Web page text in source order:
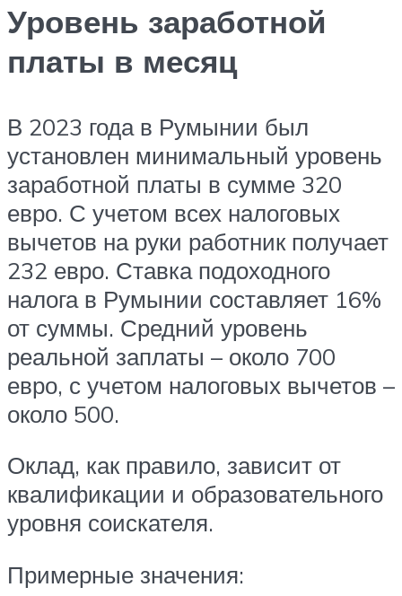
Уровень заработной
платы в месяц
В 2023 года в Румынии был
установлен минимальный уровень
заработной платы в сумме 320
евро. С учетом всех налоговых
вычетов на руки работник получает
232 евро. Ставка подоходного
налога в Румынии составляет 16%
от суммы. Средний уровень
реальной заплаты – около 700
евро, с учетом налоговых вычетов –
около 500.
Оклад, как правило, зависит от
квалификации и образовательного
уровня соискателя.
Примерные значения: